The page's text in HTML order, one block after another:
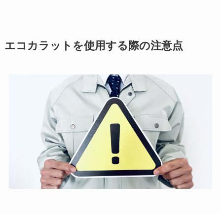
エコカラットを使用する際の注意点